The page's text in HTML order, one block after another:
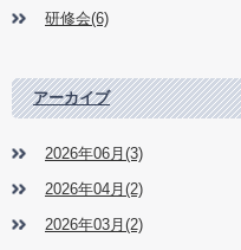
研修会(6)
アーカイブ
2026年06月(3)
2026年04月(2)
2026年03月(2)